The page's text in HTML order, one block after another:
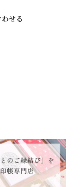
せる